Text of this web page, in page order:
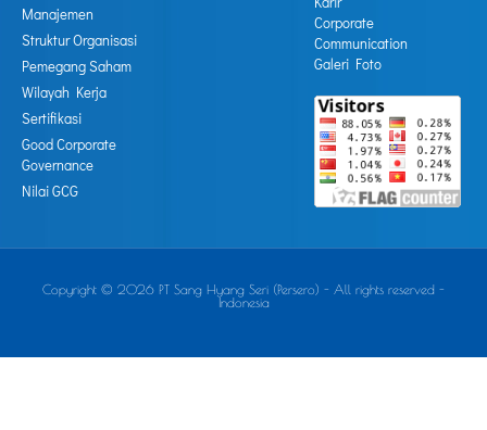
Manajemen
Struktur Organisasi
Pemegang Saham
Wilayah Kerja
Sertifikasi
Good Corporate
Governance
Nilai GCG
Corporate
Communication
Galeri Foto
Copyright © 2026 PT Sang Hyang Seri (Persero) - All rights reserved -
Indonesia